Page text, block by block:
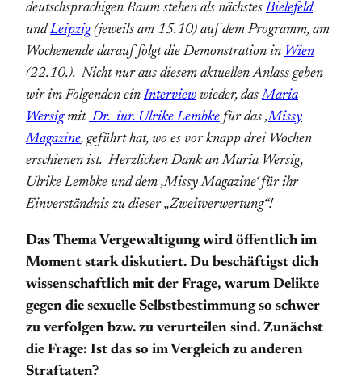
deutschsprachigen Raum stehen als nächstesBielefeld
undLeipzig(jeweils am 15.10) auf dem Programm, am
Wochenende darauf folgt die Demonstration in Wien
(22.10.). Nicht nur aus diesem aktuellen Anlass geben
wir im Folgenden einInterview wieder, dasMaria
Wersigmit Dr. iur. Ulrike Lembke für das ‚Missy
Magazine‚ geführt hat, wo es vor knapp drei Wochen
erschienen ist. Herzlichen Dank an Maria Wersig,
Ulrike Lembke und dem ‚Missy Magazine‘ für ihr
Einverständnis zu dieser „Zweitverwertung“!
Das Thema Vergewaltigung wird öffentlich im
Moment stark diskutiert. Du beschäftigst dich
wissenschaftlich mit der Frage, warum Delikte
gegen die sexuelle Selbstbestimmung so schwer
zu verfolgen bzw. zu verurteilen sind. Zunächst
die Frage: Ist das so im Vergleich zu anderen
Straftaten?